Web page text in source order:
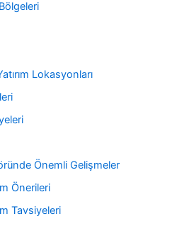
Lokasyonları
Önemli Gelişmeler
Önerileri
Tavsiyeleri